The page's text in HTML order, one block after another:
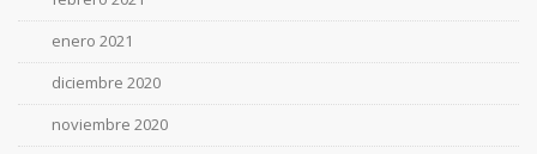
enero 2021
diciembre 2020
noviembre 2020